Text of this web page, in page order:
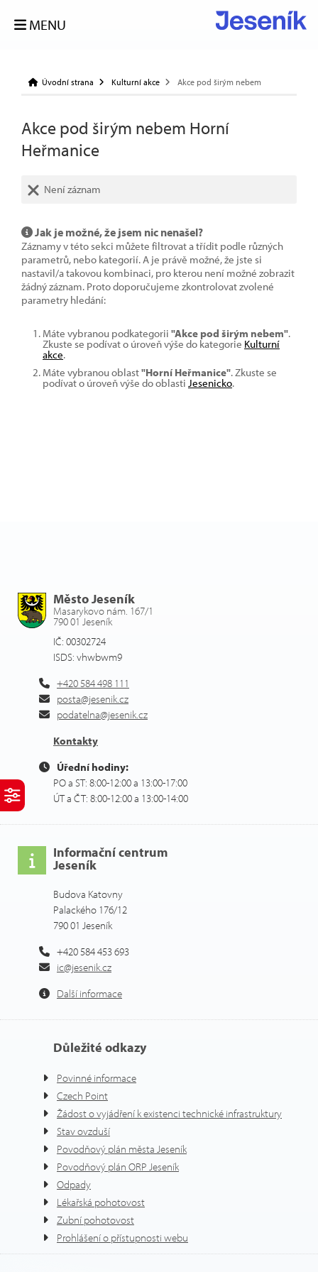
MENU
Úvodní strana Kulturní akce Akce pod širým nebem
Akce pod širým nebem Horní
Heřmanice
Není záznam
Jak je možné, že jsem nic nenašel?
Záznamy v této sekci můžete filtrovat a třídit podle různých
parametrů, nebo kategorií. A je právě možné, že jste si
nastavil/a takovou kombinaci, pro kterou není možné zobrazit
žádný záznam. Proto doporučujeme zkontrolovat zvolené
parametry hledání:
Máte vybranou podkategorii "Akce pod širým nebem".
Zkuste se podívat o úroveň výše do kategorie Kulturní
akce.
Máte vybranou oblast"Horní Heřmanice". Zkuste se
podívat o úroveň výše do oblasti Jesenicko.
Město Jeseník
Masarykovo nám. 167/1
790 01 Jeseník
IČ: 00302724
ISDS: vhwbwm9
+420 584 498 111
posta@jesenik.cz
podatelna@jesenik.cz
Kontakty
Úřední hodiny:
PO a ST: 8:00-12:00 a 13:00-17:00
ÚT a ČT: 8:00-12:00 a 13:00-14:00
Informační centrum
Jeseník
Budova Katovny
Palackého 176/12
790 01 Jeseník
+420 584 453 693
ic@jesenik.cz
Další informace
Důležité odkazy
Povinné informace
Czech Point
Žádost o vyjádření k existenci technické infrastruktury
Stav ovzduší
Povodňový plán města Jeseník
Povodňový plán ORP Jeseník
Odpady
Lékařská pohotovost
Zubní pohotovost
Prohlášení o přístupnosti webu